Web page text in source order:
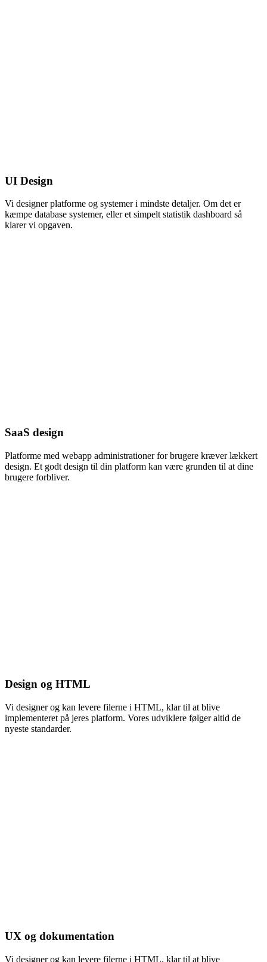
UI Design
Vi designer platforme og systemer i mindste detaljer. Om det er
kæmpe database systemer, eller et simpelt statistik dashboard så
klarer vi opgaven.
SaaS design
Platforme med webapp administrationer for brugere kræver lækkert
design. Et godt design til din platform kan være grunden til at dine
brugere forbliver.
Design og HTML
Vi designer og kan levere filerne i HTML, klar til at blive
implementeret på jeres platform. Vores udviklere følger altid de
nyeste standarder.
UX og dokumentation
Vi designer og kan levere filerne i HTML, klar til at blive